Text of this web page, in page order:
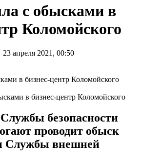
с обысками в
Коломойского
23 апреля 2021, 00:50
в бизнес-центр Коломойского
безопасности
проводит обыск
Службы внешней